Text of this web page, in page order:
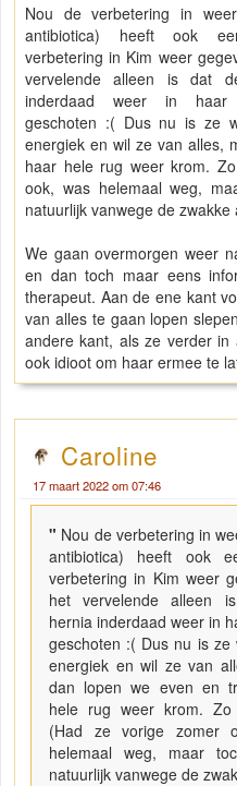
Nou de verbetering in
antibiotica) heeft ook
verbetering in Kim weer
vervelende alleen is dat
inderdaad weer in
geschoten :( Dus nu is ze
energiek en wil ze van alles,
haar hele rug weer krom.
ook, was helemaal weg,
natuurlijk vanwege de zwakke
We gaan overmorgen weer
en dan toch maar eens
therapeut. Aan de ene kant
van alles te gaan lopen
andere kant, als ze verder
ook idioot om haar ermee te
Caroline
17 maart 2022 om 07:46
" Nou de verbetering in
antibiotica) heeft ook
verbetering in Kim weer
het vervelende alleen
hernia inderdaad weer in
geschoten :( Dus nu is ze
energiek en wil ze van
dan lopen we even en
hele rug weer krom.
(Had ze vorige zomer
helemaal weg, maar
natuurlijk vanwege de